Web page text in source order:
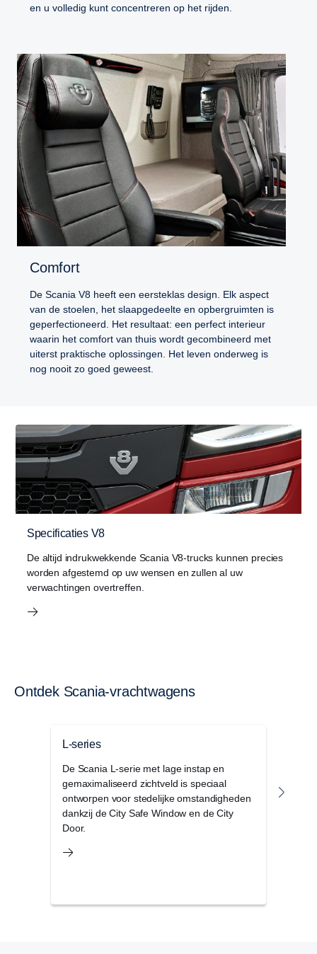
en u volledig kunt concentreren op het rijden.
Comfort
De Scania V8 heeft een eersteklas design. Elk aspect
van de stoelen, het slaapgedeelte en opbergruimten is
geperfectioneerd. Het resultaat: een perfect interieur
waarin het comfort van thuis wordt gecombineerd met
uiterst praktische oplossingen. Het leven onderweg is
nog nooit zo goed geweest.
Specificaties V8
De altijd indrukwekkende Scania V8-trucks kunnen precies
worden afgestemd op uw wensen en zullen al uw
verwachtingen overtreffen.
Ontdek Scania-vrachtwagens
L-series
De Scania L-serie met lage instap en
gemaximaliseerd zichtveld is speciaal
ontworpen voor stedelijke omstandigheden
dankzij de City Safe Window en de City
Door.